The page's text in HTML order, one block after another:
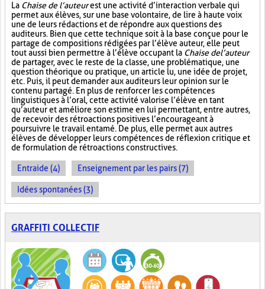
La Chaise de l’auteurest une activité d’interaction verbale qui
permet aux élèves, sur une base volontaire, de lire à haute voix
une de leurs rédactions et de répondre aux questions des
auditeurs. Bien que cette technique soit à la base conçue pour le
partage de compositions rédigées par l’élève auteur, elle peut
tout aussi bien permettre à l’élève occupant la Chaise de l’auteur
de partager, avec le reste de la classe, une problématique, une
question théorique ou pratique, un article lu, une idée de projet,
etc. Puis, il peut demander aux auditeurs leur opinion sur le
contenu partagé. En plus de renforcer les compétences
linguistiques à l’oral, cette activité valorise l’élève en tant
qu’auteur et améliore son estime en lui permettant, entre autres,
de recevoir des rétroactions positives l’encourageant à
poursuivre le travail entamé. De plus, elle permet aux autres
élèves de développer leurs compétences de réflexion critique et
de formulation de rétroactions constructives.
Entraide (4) Enseignement par les pairs (7)
Idées spontanées (3)
GRAFFITI COLLECTIF